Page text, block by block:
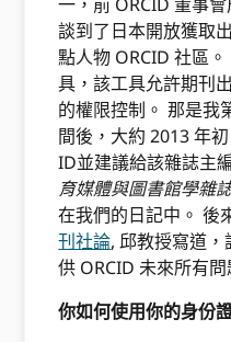
談到了日本開放獲取
點人物 ORCID 社區
具，該工具允許期刊
的權限控制。 那是我
間後，大約 2013 年
ID並建議給該雜誌主
育媒體與圖書館學雜
在我們的日記中。 後
刊社論, 邱教授寫道
供 ORCID 未來所有問
你如何使用你的身份